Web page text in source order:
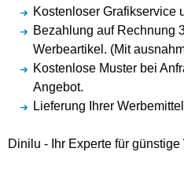
Kostenloser Grafikservice
Bezahlung auf Rechnung
Werbeartikel. (Mit
Kostenlose Muster bei
Angebot.
Lieferung Ihrer
Dinilu - Ihr Experte für günstige